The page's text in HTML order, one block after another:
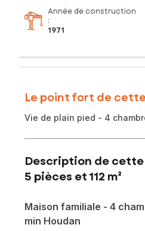
Année de construction
:
1971
Le point fort de
Vie de plain pied - 4
Description de cette
5 pièces et 112 m²
Maison familiale - 4
min Houdan